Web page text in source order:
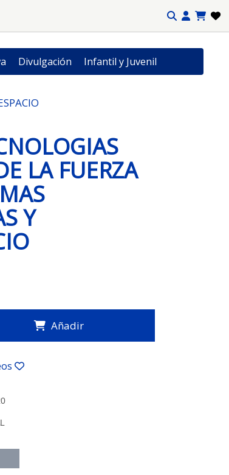
Divulgación Infantil y Juvenil
LA FUERZA
Y
Añadir